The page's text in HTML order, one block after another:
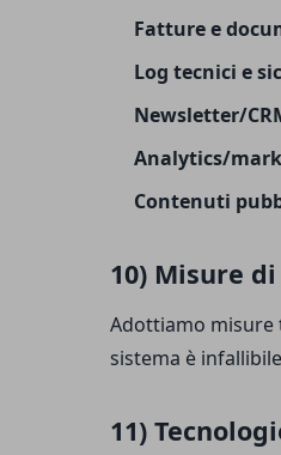
Fatture e
Log tecnici e
Newsletter/
Analytics/
Contenuti
10) Misure
Adottiamo misure
sistema è
11)